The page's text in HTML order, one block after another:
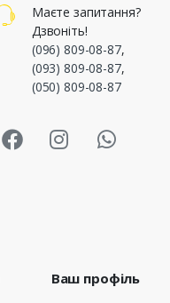
Маєте запитання?
Дзвоніть!
(096) 809-08-87,
(093) 809-08-87,
(050) 809-08-87
Ваш профіль